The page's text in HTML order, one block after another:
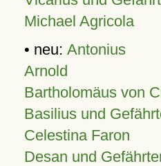
Michael Agricola
• neu: Antonius
Arnold
Bartholomäus von
Basilius und
Celestina Faron
Desan und